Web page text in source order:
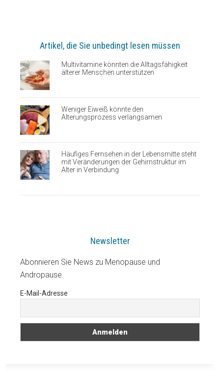
Artikel, die Sie unbedingt lesen müssen
Multivitamine könnten die Alltagsfähigkeit
älterer Menschen unterstützen
Weniger Eiweiß könnte den
Alterungsprozess verlangsamen
Häufiges Fernsehen in der Lebensmitte steht
mit Veränderungen der Gehirnstruktur im
Alter in Verbindung
Newsletter
Abonnieren Sie News zu Menopause und
Andropause.
E-Mail-Adresse